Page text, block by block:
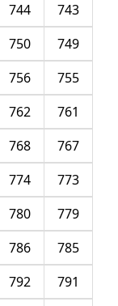
743
744
749
750
755
756
761
762
767
768
773
774
779
780
785
786
791
792